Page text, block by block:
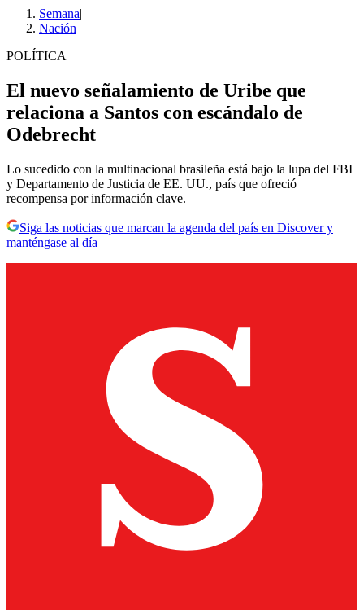
Semana|
Nación
POLÍTICA
El nuevo señalamiento de Uribe que
relaciona a Santos con escándalo de
Odebrecht
Lo sucedido con la multinacional brasileña está bajo la lupa del FBI
y Departamento de Justicia de EE. UU., país que ofreció
recompensa por información clave.
Siga las noticias que marcan la agenda del país en Discover y
manténgase al día